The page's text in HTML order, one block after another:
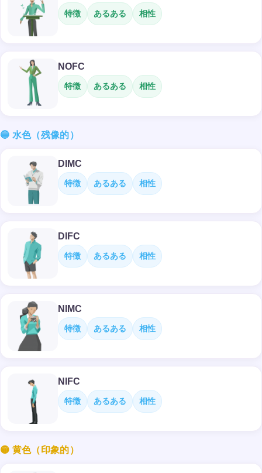
特徴 あるある 相性
NOFC
特徴 あるある 相性
🔵 水色（残像的）
DIMC
特徴 あるある 相性
DIFC
特徴 あるある 相性
NIMC
特徴 あるある 相性
NIFC
特徴 あるある 相性
🟡 黄色（印象的）